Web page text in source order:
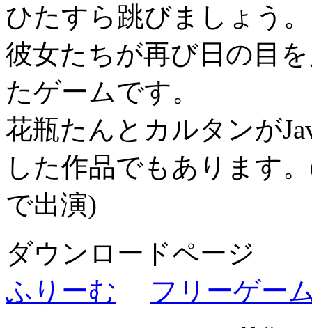
ひたすら跳びましょう。
彼女たちが再び日の目
たゲームです。
花瓶たんとカルタンが
した作品でもあります
で出演)
ダウンロードページ
ふりーむ
フリーゲー